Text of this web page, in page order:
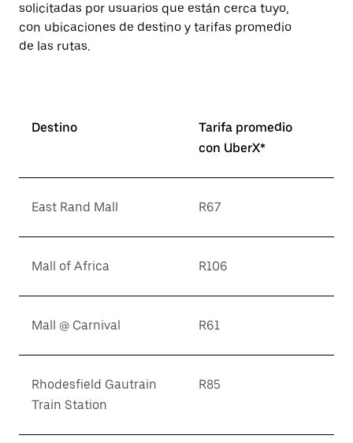
solicitadas por usuarios que están cerca tuyo,
con ubicaciones de destino y tarifas promedio
de las rutas.
Destino
Tarifa promedio
con UberX*
East Rand Mall R67
Mall of Africa R106
Mall @ Carnival R61
Rhodesfield Gautrain
Train Station
R85